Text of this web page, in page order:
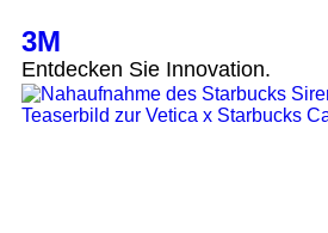
3M
Entdecken Sie Innovation.